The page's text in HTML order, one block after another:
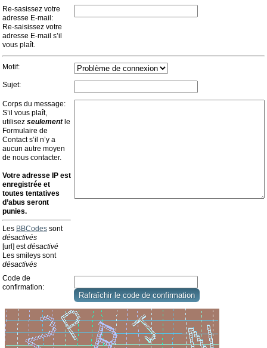
Re-sasissez votre
adresse E-mail:
Re-saisissez votre
adresse E-mail s’il
vous plaît.
Motif:
Sujet:
Corps du message:
S’il vous plaît,
utilisez seulementle
Formulaire de
Contact s’il n’y a
aucun autre moyen
de nous contacter.
Votre adresse ΙΡ est
enregistrée et
toutes tentatives
d’abus seront
punies.
Les BBCodes sont
désactivés
[url] estdésactivé
Les smileys sont
désactivés
Code de
confirmation: